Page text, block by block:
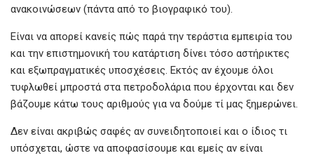
ανακοινώσεων (πάντα από το βιογραφικό του).
Είναι να απορεί κανείς πώς παρά την τεράστια εμπειρία του
και την επιστημονική του κατάρτιση δίνει τόσο αστήρικτες
και εξωπραγματικές υποσχέσεις. Εκτός αν έχουμε όλοι
τυφλωθεί μπροστά στα πετροδολάρια που έρχονται και δεν
βάζουμε κάτω τους αριθμούς για να δούμε τί μας ξημερώνει.
Δεν είναι ακριβώς σαφές αν συνειδητοποιεί και ο ίδιος τι
υπόσχεται, ώστε να αποφασίσουμε και εμείς αν είναι